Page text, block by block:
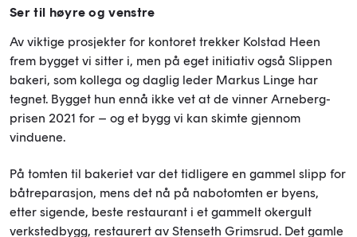
Ser til høyre og venstre
Av viktige prosjekter for kontoret trekker Kolstad Heen
frem bygget vi sitter i, men på eget initiativ også Slippen
bakeri, som kollega og daglig leder Markus Linge har
tegnet. Bygget hun ennå ikke vet at de vinner Arneberg-
prisen 2021 for – og et bygg vi kan skimte gjennom
vinduene.
På tomten til bakeriet var det tidligere en gammel slipp for
båtreparasjon, mens det nå på nabotomten er byens,
etter sigende, beste restaurant i et gammelt okergult
verkstedbygg, restaurert av Stenseth Grimsrud. Det gamle